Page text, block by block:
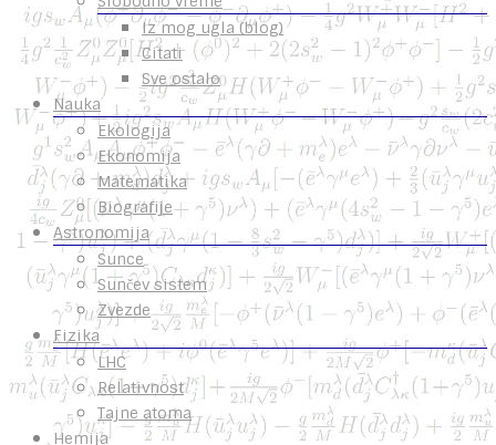
Iz mog ugla (blog)
Citati
Sve ostalo
Nauka
Ekologija
Ekonomija
Matematika
Biografije
Astronomija
Sunce
Sunčev sistem
Zvezde
Fizika
LHC
Relativnost
Tajne atoma
Hemija